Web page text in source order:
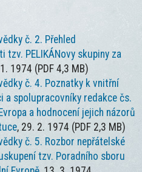
č. 2. Přehled
PELIKÁNovy skupiny za
1974 (PDF 4,3 MB)
č. 4. Poznatky k vnitřní
a spolupracovníky redakce čs.
a hodnocení jejich názorů
, 29. 2. 1974 (PDF 2,3 MB)
č. 5. Rozbor nepřátelské
tzv. Poradního sboru